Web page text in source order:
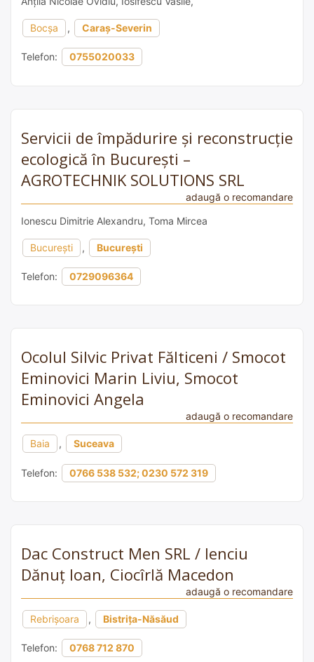
Bocșa , Caraș-Severin
Telefon: 0755020033
Servicii de împădurire și reconstrucție
ecologică în București –
AGROTECHNIK SOLUTIONS SRL
adaugă o recomandare
Ionescu Dimitrie Alexandru, Toma Mircea
București , București
Telefon: 0729096364
Ocolul Silvic Privat Fălticeni / Smocot
Eminovici Marin Liviu, Smocot
Eminovici Angela
adaugă o recomandare
Baia , Suceava
Telefon: 0766 538 532; 0230 572 319
Dac Construct Men SRL / Ienciu
Dănuț Ioan, Ciocîrlă Macedon
adaugă o recomandare
Rebrișoara , Bistrița-Năsăud
Telefon: 0768 712 870